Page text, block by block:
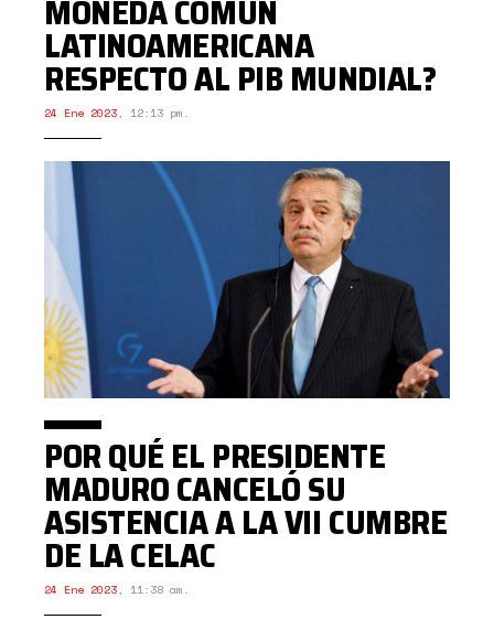
MONEDA COMÚN
LATINOAMERICANA
RESPECTO AL PIB MUNDIAL?
24 Ene 2023, 12:13 pm.
POR QUÉ EL PRESIDENTE
MADURO CANCELÓ SU
ASISTENCIA A LA VII CUMBRE
DE LA CELAC
24 Ene 2023, 11:38 am.